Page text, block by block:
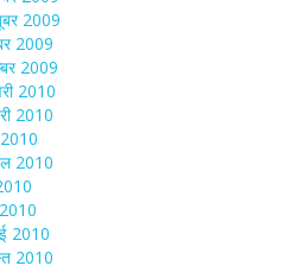
2009
2009
2009
2010
2010
2010
2010
2010
2010